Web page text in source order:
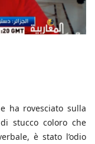
ha rovesciato sulla
stucco coloro che
è stato l’odio